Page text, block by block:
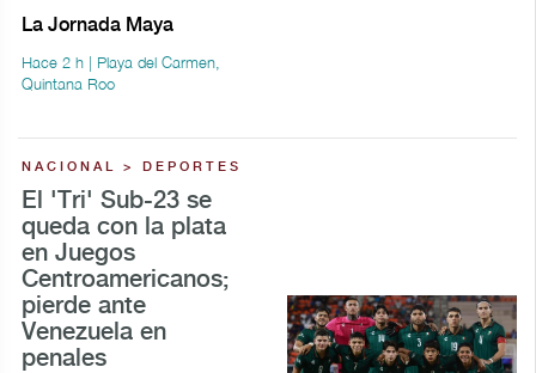
La Jornada Maya
Hace 2 h | Playa del Carmen,
Quintana Roo
NACIONAL > DEPORTES
El 'Tri' Sub-23 se
queda con la plata
en Juegos
Centroamericanos;
pierde ante
Venezuela en
penales